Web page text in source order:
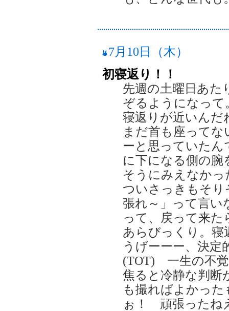
7月10日（木）
初寝返り！！
先週の土曜日あた
ぞるようになって
寝返りが近いんだ
まだ首も座って
ーと思っていた
に下になる側の腕
そうにみえなかっ
ついさっきもそり
張れ～」って言い
って、戻って来た
あらびっくり。寝
うげーーー、決定
(TOT) 一生の不
焦ると冷静な判断
も撮ればよかっ
ぉ！ 頑張ったね